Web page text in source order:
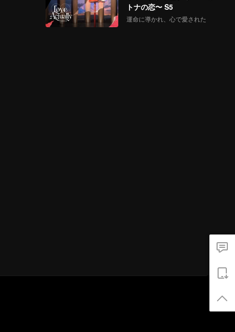
トナの恋〜 S5
運命に導かれ、心で愛された